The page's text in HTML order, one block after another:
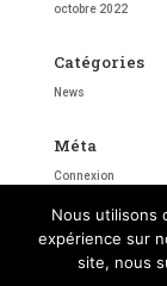
octobre 2022
Catégories
News
Méta
Connexion
Site de WordPress-
Nous utilisons
expérience sur
site, nous